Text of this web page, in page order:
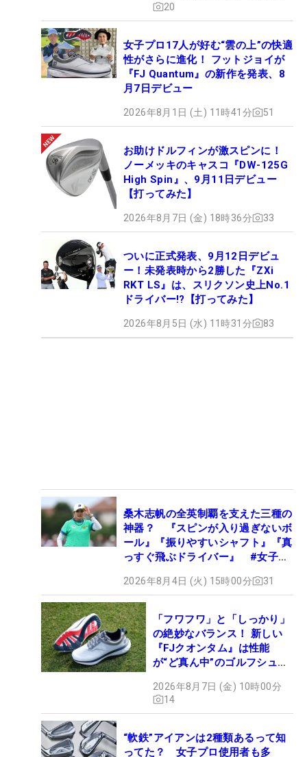
20
女子プロ17人が好む“雲の上”の快適
性がさらに進化！ フットジョイが
『FJ Quantum』の新作を発表、8
月7日デビュー
2026年8月1日 (土) 11時41分 51
お助けドルフィンが激スピンに！
ノーメッキのキャスコ『DW-125G
High Spin』、9月11日デビュー
【打ってみた】
2026年8月7日 (金) 18時36分 33
ついに正式発表、9月12日デビュ
ー！未発表時から2勝した『ZXi
RKT LS』は、スリクソン史上No.1
ドライバー!?【打ってみた】
2026年8月5日 (水) 11時31分 83
桑木志帆の全英制覇を支えた三種の
神器？ 『スピンが入り過ぎないボ
ール』『振りやすいシャフト』『真
っすぐ飛ぶドライバー』 #女子プ
2026年8月4日 (火) 15時00分 31
「フワフワ」と「しっかり」
の絶妙なバランス！ 新しい
『FJクオンタム』は性能
が“ど真ん中”のゴルフシュー
2026年8月7日 (金) 10時00分
14
“軟鉄”アイアンは2種類あるって知
ってた？ 女子プロ使用者も多